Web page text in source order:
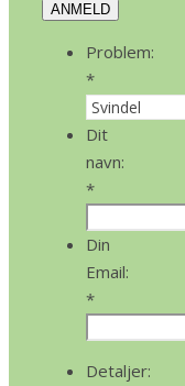
ANMELD
Problem:
*
Dit
navn:
*
Din
Email:
*
Detaljer: